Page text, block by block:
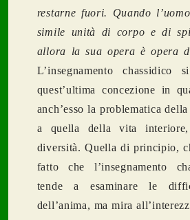
restarne fuori. Quando
simile unità di corpo e di
allora la sua opera è opera
L’insegnamento chassidico
quest’ultima concezione in
anch’esso la problematica
a quella della vita
diversità. Quella di principio,
fatto che l’insegnamento
tende a esaminare le
dell’anima, ma mira